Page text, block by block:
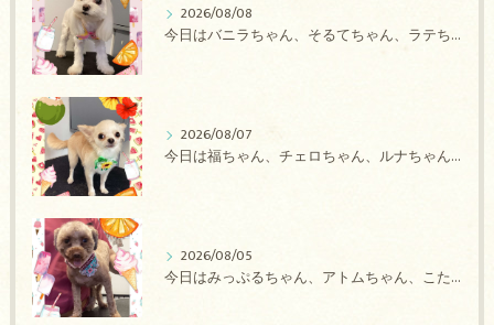
2026/08/08
今日はバニラちゃん、そるてちゃん、ラテちゃん、バニラちゃん、チョコちゃん、ベリーちゃん、メロンちゃん、もこちゃんのトリミングの紹介です【奈良のエース動物病院】
2026/08/07
今日は福ちゃん、チェロちゃん、ルナちゃん、Royちゃん、アネラちゃん、ポコちゃんのトリミングの紹介です【奈良のエース動物病院】
2026/08/05
今日はみっぷるちゃん、アトムちゃん、こたろうちゃん、ルルちゃん、アンジュちゃん、がぶちゃんのトリミングの紹介です【奈良のエース動物病院】